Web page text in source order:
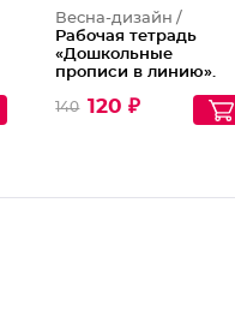
Весна-дизайн /
Рабочая тетрадь
«Дошкольные
прописи в линию».
140 120 ₽